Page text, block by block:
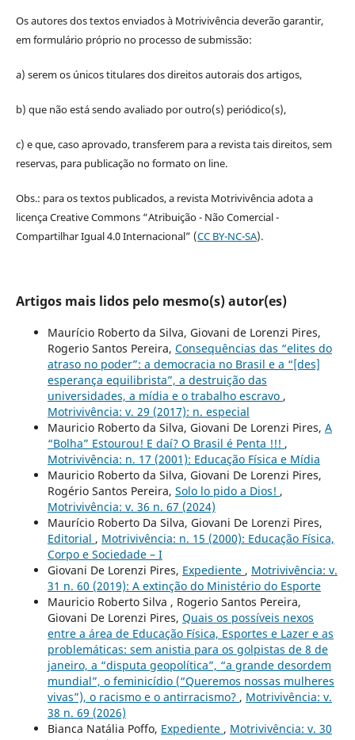
Os autores dos textos enviados à Motrivivência deverão garantir,
em formulário próprio no processo de submissão:
a) serem os únicos titulares dos direitos autorais dos artigos,
b) que não está sendo avaliado por outro(s) periódico(s),
c) e que, caso aprovado, transferem para a revista tais direitos, sem
reservas, para publicação no formato on line.
Obs.: para os textos publicados, a revista Motrivivência adota a
licença Creative Commons “Atribuição - Não Comercial -
Compartilhar Igual 4.0 Internacional” (CC BY-NC-SA).
Artigos mais lidos pelo mesmo(s) autor(es)
Maurício Roberto da Silva, Giovani de Lorenzi Pires,
Rogerio Santos Pereira, Consequências das “elites do
atraso no poder”: a democracia no Brasil e a “[des]
esperança equilibrista”, a destruição das
universidades, a mídia e o trabalho escravo ,
Motrivivência: v. 29 (2017): n. especial
Mauricio Roberto da Silva, Giovani De Lorenzi Pires, A
“Bolha” Estourou! E daí? O Brasil é Penta !!! ,
Motrivivência: n. 17 (2001): Educação Física e Mídia
Mauricio Roberto da Silva, Giovani De Lorenzi Pires,
Rogério Santos Pereira, Solo lo pido a Dios! ,
Motrivivência: v. 36 n. 67 (2024)
Maurício Roberto Da Silva, Giovani De Lorenzi Pires,
Editorial , Motrivivência: n. 15 (2000): Educação Física,
Corpo e Sociedade – I
Giovani De Lorenzi Pires, Expediente , Motrivivência: v.
31 n. 60 (2019): A extinção do Ministério do Esporte
Mauricio Roberto Silva , Rogerio Santos Pereira,
Giovani De Lorenzi Pires, Quais os possíveis nexos
entre a área de Educação Física, Esportes e Lazer e as
problemáticas: sem anistia para os golpistas de 8 de
janeiro, a “disputa geopolítica”, “a grande desordem
mundial”, o feminicídio (“Queremos nossas mulheres
vivas”), o racismo e o antirracismo? , Motrivivência: v.
38 n. 69 (2026)
Bianca Natália Poffo, Expediente , Motrivivência: v. 30